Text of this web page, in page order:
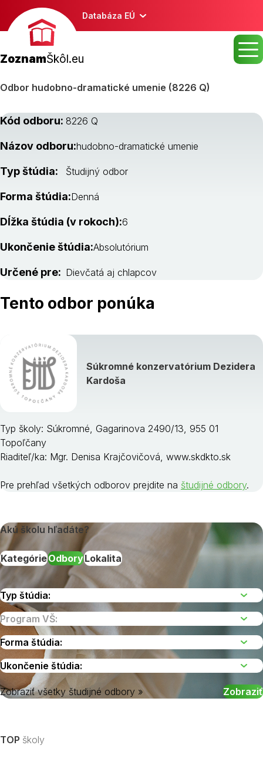
Databáza EÚ
ZoznamŠkôl.eu
Odbor hudobno-dramatické umenie (8226 Q)
Kód odboru: 8226 Q
Názov odboru:hudobno-dramatické umenie
Typ štúdia: Študijný odbor
Forma štúdia:Denná
Dĺžka štúdia (v rokoch):6
Ukončenie štúdia:Absolutórium
Určené pre: Dievčatá aj chlapcov
Tento odbor ponúka
Súkromné konzervatórium Dezidera
Kardoša
Typ školy: Súkromné, Gagarinova 2490/13, 955 01
Topoľčany
Riaditeľ/ka: Mgr. Denisa Krajčovičová, www.skdkto.sk
Pre prehľad všetkých odborov prejdite na študijné odbory.
Akú školu hľadáte?
KategórieOdboryLokalita
Zobraziť všetky študijné odbory »
TOP školy